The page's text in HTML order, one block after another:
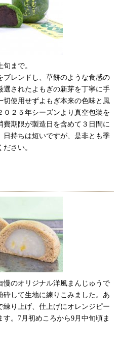
まで。
レンドし、草餅のような食感の
選されたよもぎの新芽を丁寧に手
使用せずよもぎ本来の色味と風
２５年シーズンより真空包装を
期限が製造日を含めて３日間に
日持ちは短いですが、是非とも季
さい。
慢のオリジナル洋風まんじゅうで
して生地に練りこみました。あ
り上げ、仕上げにオレンジピー
。7月初めころから9月中旬頃ま